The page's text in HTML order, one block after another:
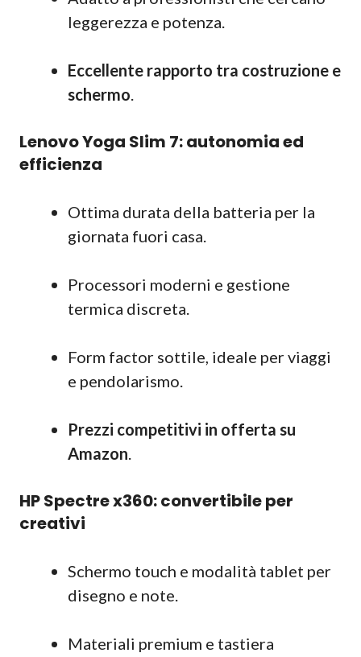
leggerezza e potenza.
Eccellente rapporto tra costruzione e
schermo.
Lenovo Yoga Slim 7: autonomia ed
efficienza
Ottima durata della batteria per la
giornata fuori casa.
Processori moderni e gestione
termica discreta.
Form factor sottile, ideale per viaggi
e pendolarismo.
Prezzi competitivi in offerta su
Amazon.
HP Spectre x360: convertibile per
creativi
Schermo touch e modalità tablet per
disegno e note.
Materiali premium e tastiera